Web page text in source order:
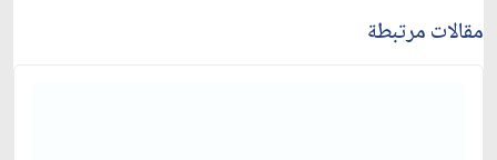
مقالات مرتبطة